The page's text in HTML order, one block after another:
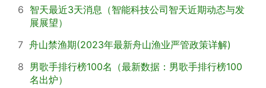
6 智天最近3天消息（智能科技公司智天近期动态与发
展展望）
7 舟山禁渔期(2023年最新舟山渔业严管政策详解)
8 男歌手排行榜100名（最新数据：男歌手排行榜100
名出炉）